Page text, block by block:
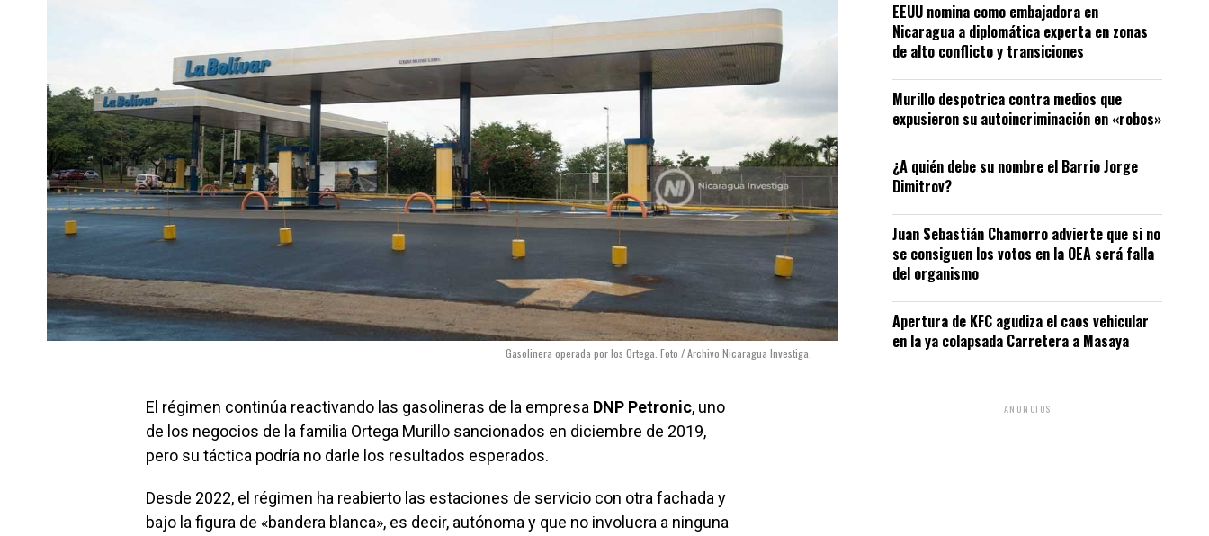
Gasolinera operada por los Ortega. Foto / Archivo Nicaragua Investiga.
El régimen continúa reactivando las gasolineras de la empresa DNP Petronic, uno
de los negocios de la familia Ortega Murillo sancionados en diciembre de 2019,
pero su táctica podría no darle los resultados esperados.
Desde 2022, el régimen ha reabierto las estaciones de servicio con otra fachada y
bajo la figura de «bandera blanca», es decir, autónoma y que no involucra a ninguna
EEUU nomina como embajadora en
Nicaragua a diplomática experta en zonas
de alto conflicto y transiciones
Murillo despotrica contra medios que
expusieron su autoincriminación en «robos»
¿A quién debe su nombre el Barrio Jorge
Dimitrov?
Juan Sebastián Chamorro advierte que si no
se consiguen los votos en la OEA será falla
del organismo
Apertura de KFC agudiza el caos vehicular
en la ya colapsada Carretera a Masaya
ANUNCIOS